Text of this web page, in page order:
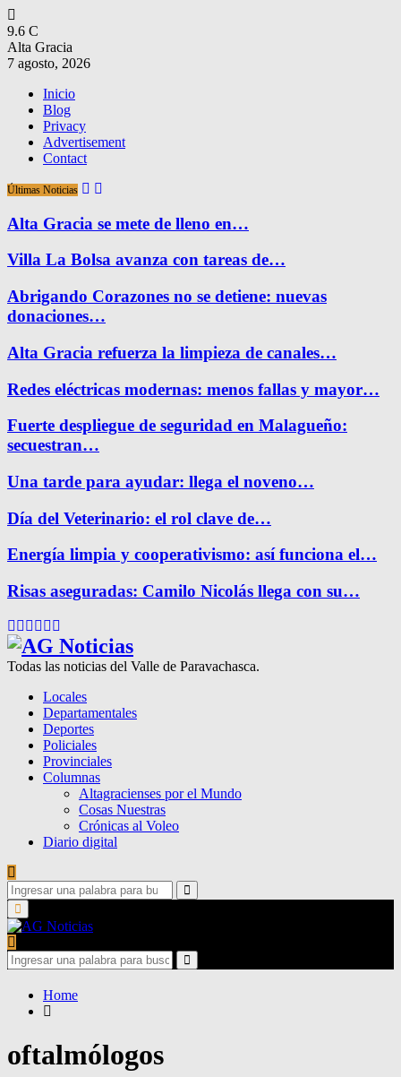
9.6 C
Alta Gracia
7 agosto, 2026
Inicio
Blog
Privacy
Advertisement
Contact
Últimas Noticias
Alta Gracia se mete de lleno en…
Villa La Bolsa avanza con tareas de…
Abrigando Corazones no se detiene: nuevas
donaciones…
Alta Gracia refuerza la limpieza de canales…
Redes eléctricas modernas: menos fallas y mayor…
Fuerte despliegue de seguridad en Malagueño:
secuestran…
Una tarde para ayudar: llega el noveno…
Día del Veterinario: el rol clave de…
Energía limpia y cooperativismo: así funciona el…
Risas aseguradas: Camilo Nicolás llega con su…
Facebook
Twitter
Instagram
Pinterest
Google
Todas las noticias del Valle de Paravachasca.
Locales
Departamentales
Deportes
Policiales
Provinciales
Columnas
Altagracienses por el Mundo
Cosas Nuestras
Crónicas al Voleo
Diario digital
Search
for:
Search
Primary
Menu
Search
for:
Search
Home
oftalmólogos